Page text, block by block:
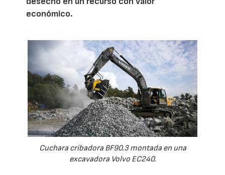
económico.
Cuchara cribadora BF90.3 montada en una
excavadora Volvo EC240.